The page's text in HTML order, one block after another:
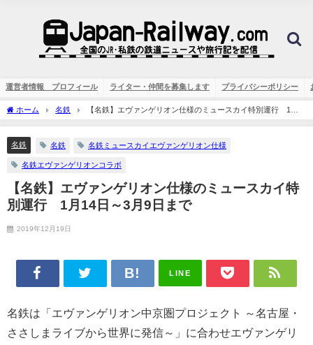
運営者情報 プロフィール ライター・仲間を募集します プライバシーポリシー
ホーム 名鉄
【名鉄】エヴァンゲリオン仕様のミュースカイ特別運行 1月
14日～3月9日まで
名鉄 名鉄 名鉄ミュースカイエヴァンゲリオン仕様
名鉄エヴァンゲリオンコラボ
【名鉄】エヴァンゲリオン仕様のミュースカイ特
別運行 1月14日～3月9日まで
2019年12月19日
LINE
名鉄は「エヴァンゲリオン中京圏プロジェクト ～名古屋・
ささしまライブから世界に発信～」に合わせエヴァンゲリ